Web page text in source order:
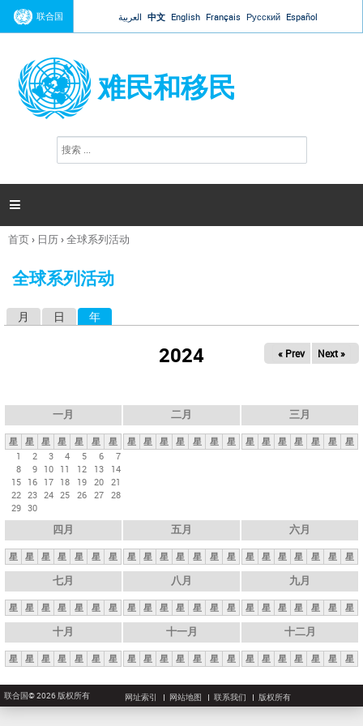
Jump to navigation
联合国 العربية 中文 English Français Русский Español
难民和移民
搜
索

你
这
首页› 日历›全球系列活动
全球系列活动
月 日 年
2024 « Prev Next »
一月
星 星 星 星 星 星
星
1
2 3 4 5 6
7
8
9 10 11 12 13
14
15 16 17 18 19 20 21
22 23 24 25 26 27 28
29 30
二月
星 星 星 星 星 星 星
三月
星 星 星 星 星 星 星
四月
星 星 星 星 星 星 星
五月
星 星 星 星 星 星 星
六月
星 星 星 星 星 星 星
七月
星 星 星 星 星 星 星
八月
星 星 星 星 星 星 星
九月
星 星 星 星 星 星 星
十月
星 星 星 星 星 星 星
十一月
星 星 星 星 星 星 星
十二月
星 星 星 星 星 星 星
联合国© 2026 版权所有 网址索引 网站地图 联系我们 版权所有